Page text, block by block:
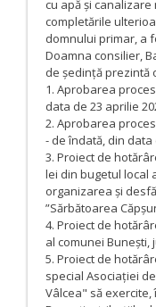
cu apă și canalizare
completările
domnului primar, a
Doamna consilier,
de ședință prezintă
1. Aprobarea
data de 23 aprilie
2. Aprobarea
- de îndată, din data
3. Proiect de
lei din bugetul local
organizarea și
”Sărbătoarea
4. Proiect de
al comunei Bunești,
5. Proiect de
special Asociației
Vâlcea" să